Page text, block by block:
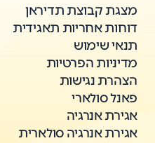
מצגת קבוצת תדיראן
דוחות אחריות תאגידית
תנאי שימוש
מדיניות הפרטיות
הצהרת נגישות
פאנל סולארי
אגירת אנרגיה
אגירת אנרגיה סולארית